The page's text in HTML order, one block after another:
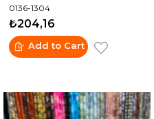
0136-1304
₺204,16
Add to Cart